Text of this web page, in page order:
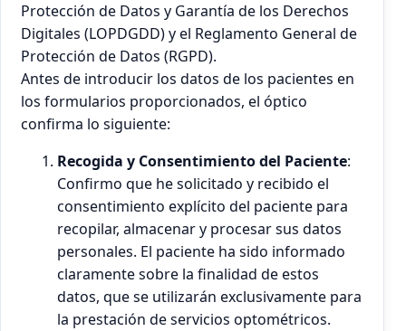
Protección de Datos y Garantía de los Derechos
Digitales (LOPDGDD) y el Reglamento General de
Protección de Datos (RGPD).
Antes de introducir los datos de los pacientes en
los formularios proporcionados, el óptico
confirma lo siguiente:
Recogida y Consentimiento del Paciente:
Confirmo que he solicitado y recibido el
consentimiento explícito del paciente para
recopilar, almacenar y procesar sus datos
personales. El paciente ha sido informado
claramente sobre la finalidad de estos
datos, que se utilizarán exclusivamente para
la prestación de servicios optométricos.